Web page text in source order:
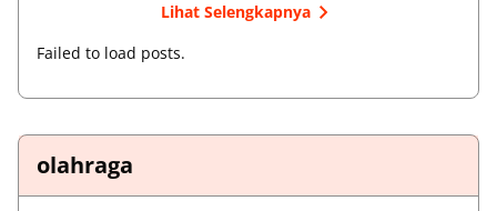
Lihat Selengkapnya
Failed to load posts.
olahraga